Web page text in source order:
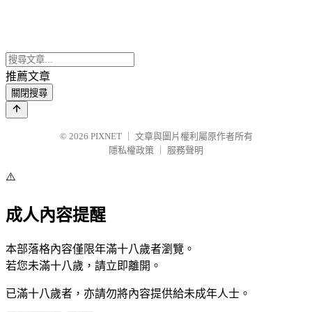
推薦文章
關閉搜尋
© 2026 PIXNET
文章與圖片權利屬原作者所有
隱私權政策
服務聲明
⚠️
成人內容提醒
本部落格內容僅限年滿十八歲者瀏覽。
若您未滿十八歲，請立即離開。
已滿十八歲者，亦請勿將內容提供給未成年人士。